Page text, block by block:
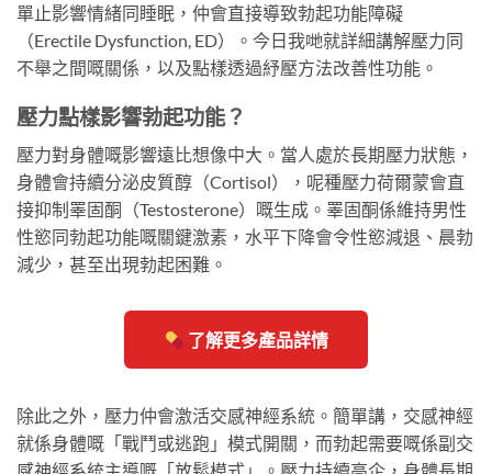
單止影響情緒同睡眠，仲會直接導致勃起功能障礙
（Erectile Dysfunction, ED）。今日我哋就詳細講解壓力同
不舉之間嘅關係，以及點樣透過紓壓方法改善性功能。
壓力點樣影響勃起功能？
壓力對身體嘅影響遠比想像中大。當人處於長期壓力狀態，
身體會持續分泌皮質醇（Cortisol），呢種壓力荷爾蒙會直
接抑制睪固酮（Testosterone）嘅生成。睪固酮係維持男性
性慾同勃起功能嘅關鍵激素，水平下降會令性慾減退、晨勃
減少，甚至出現勃起困難。
了解更多產品詳情
除此之外，壓力仲會激活交感神經系統。簡單講，交感神經
就係身體嘅「戰鬥或逃跑」模式開關，而勃起需要嘅係副交